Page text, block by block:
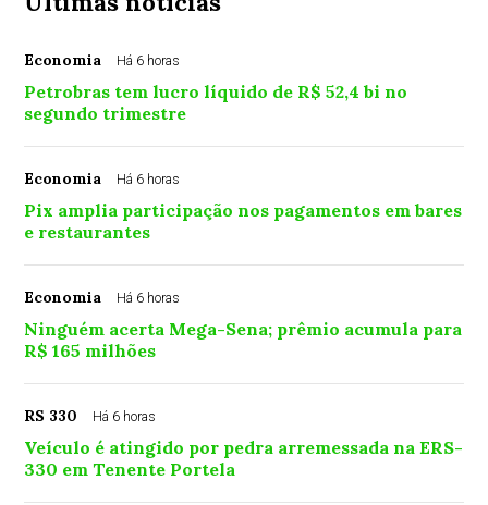
Economia Há 6 horas
Petrobras tem lucro líquido de R$ 52,4 bi no
segundo trimestre
Economia Há 6 horas
Pix amplia participação nos pagamentos em bares
e restaurantes
Economia Há 6 horas
Ninguém acerta Mega-Sena; prêmio acumula para
R$ 165 milhões
RS 330 Há 6 horas
Veículo é atingido por pedra arremessada na ERS-
330 em Tenente Portela